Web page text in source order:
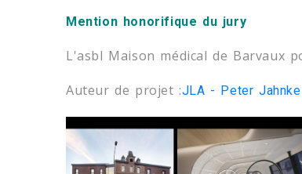
Mention honorifique du jury
L'asbl Maison médical de Barvaux
Auteur de projet :JLA - Peter